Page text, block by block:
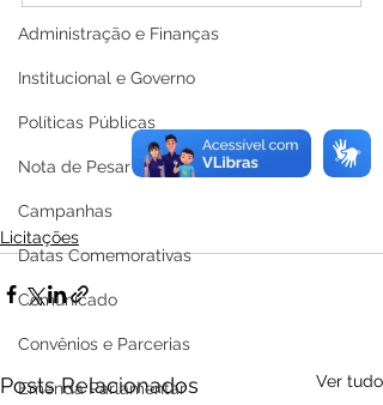
Administração e Finanças
Institucional e Governo
Políticas Públicas
Nota de Pesar
Campanhas
Datas Comemorativas
Comunicado
Convênios e Parcerias
Emenda Parlamentar
Licitações
Posts Relacionados Ver tudo